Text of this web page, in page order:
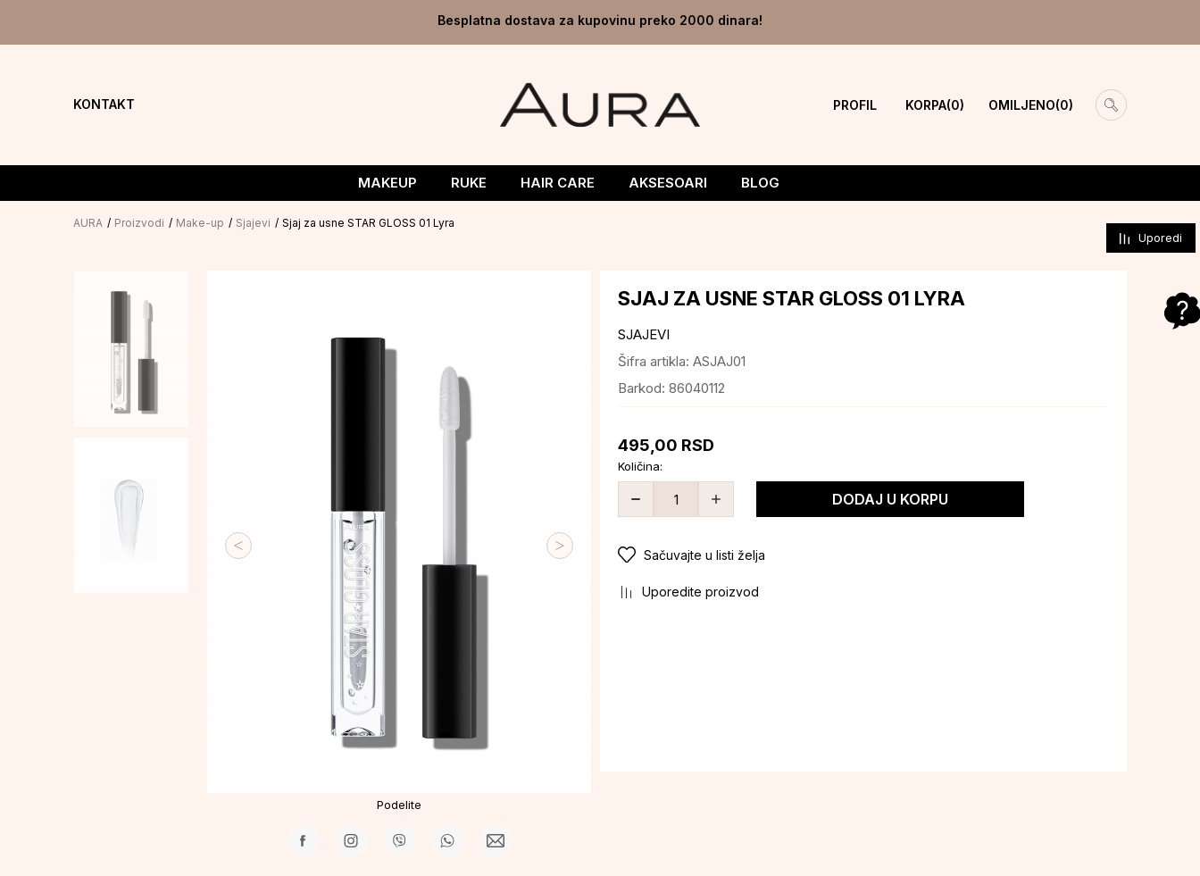
Besplatna dostava za kupovinu preko 2000 dinara!
KONTAKT PROFIL KORPA 0 0
OMILJENO
MAKEUP RUKE HAIR CARE AKSESOARI BLOG
AURA Proizvodi Make-up Sjajevi Sjaj za usne STAR GLOSS 01 Lyra
Podelite
SJAJ ZA USNE STAR GLOSS 01 LYRA
SJAJEVI
Šifra artikla: ASJAJ01
Barkod: 86040112
495,00 RSD
Količina:
DODAJ U KORPU
Sačuvajte u listi želja
Uporedite proizvod
Uporedi